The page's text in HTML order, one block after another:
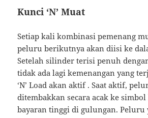
Kunci ‘N’ Muat
Setiap kali kombinasi pemenang
peluru berikutnya akan diisi ke
Setelah silinder terisi penuh
tidak ada lagi kemenangan yang
‘N’ Load akan aktif . Saat aktif,
ditembakkan secara acak ke
bayaran tinggi di gulungan. Peluru